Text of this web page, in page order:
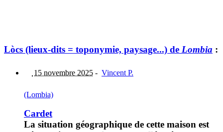
Lòcs (lieux-dits = toponymie, paysage...) de Lombia :
15 novembre 2025 - Vincent P.
(Lombia)
Cardet
La situation géographique de cette maison est